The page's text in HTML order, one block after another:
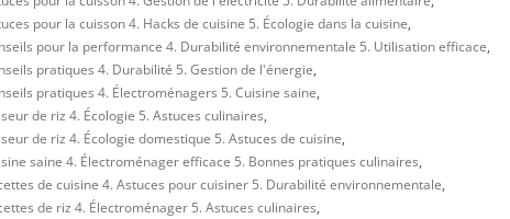
pour la cuisson 4. Hacks de cuisine 5. Écologie dans la cuisine,
pour la performance 4. Durabilité environnementale 5. Utilisation efficace,
pratiques 4. Durabilité 5. Gestion de l'énergie,
pratiques 4. Électroménagers 5. Cuisine saine,
de riz 4. Écologie 5. Astuces culinaires,
de riz 4. Écologie domestique 5. Astuces de cuisine,
saine 4. Électroménager efficace 5. Bonnes pratiques culinaires,
de cuisine 4. Astuces pour cuisiner 5. Durabilité environnementale,
de riz 4. Électroménager 5. Astuces culinaires,